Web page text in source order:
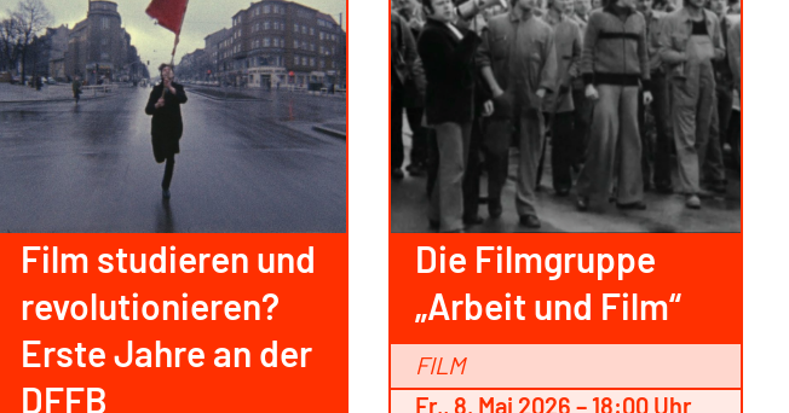
Film studieren und
revolutionieren?
Erste Jahre an der
DFFB
Die Filmgruppe
„Arbeit und Film“
FILM
Fr., 8. Mai 2026 – 18:00 Uhr